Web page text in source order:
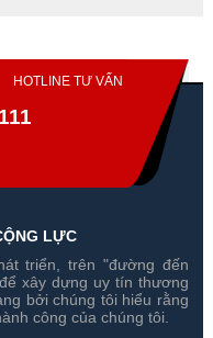
Đổi 4 Camera Hikvision 2
Megapixel Cũ Lấy Mới
Gía hãng : 5,550,000₫
HOTLINE TƯ VẤN
LỰC
triển, trên "đường đến
xây dựng uy tín thương
bởi chúng tôi hiểu rằng
công của chúng tôi.